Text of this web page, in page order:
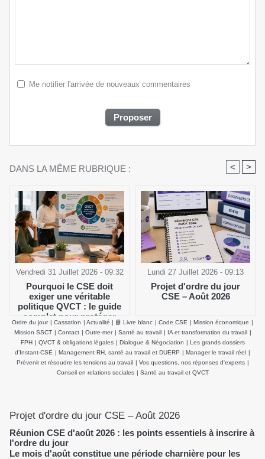
Me notifier l'arrivée de nouveaux commentaires
DANS LA MÊME RUBRIQUE : < >
Vendredi 31 Juillet 2026 - 09:32
Pourquoi le CSE doit
exiger une véritable
politique QVCT : le guide
complet pour protéger
durablement la santé
physique et mentale des
salariés
Lundi 27 Juillet 2026 - 09:13
Projet d'ordre du jour
CSE – Août 2026
Ordre du jour | Cassation | Actualité | 📘 Livre blanc | Code CSE | Mission économique |
Mission SSCT | Contact | Outre-mer | Santé au travail | IA et transformation du travail |
FPH | QVCT & obligations légales | Dialogue & Négociation | Les grands dossiers
d’Instant-CSE | Management RH, santé au travail et DUERP | Manager le travail réel |
Prévenir et résoudre les tensions au travail | Vos questions, nos réponses d'experts |
Conseil en relations sociales | Santé au travail et QVCT
Projet d'ordre du jour CSE – Août 2026
Réunion CSE d'août 2026 : les points essentiels à inscrire à
l'ordre du jour
Le mois d'août constitue une période charnière pour les